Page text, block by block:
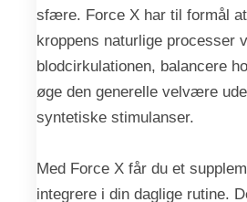
sfære. Force X har til formål
kroppens naturlige processer
blodcirkulationen, balancere
øge den generelle velvære
syntetiske stimulanser.
Med Force X får du et
integrere i din daglige rutine.